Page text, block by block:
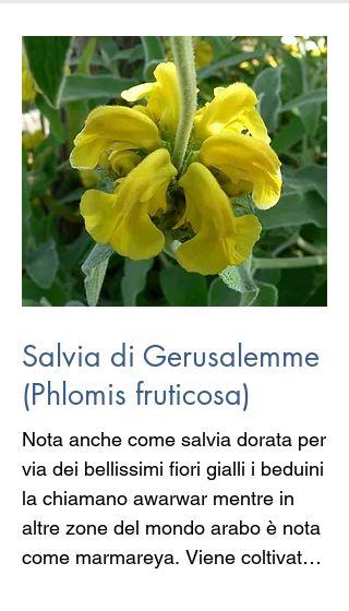
Salvia di Gerusalemme
(Phlomis fruticosa)
Nota anche come salvia dorata per
via dei bellissimi fiori gialli i beduini
la chiamano awarwar mentre in
altre zone del mondo arabo è nota
come marmareya. Viene coltivata